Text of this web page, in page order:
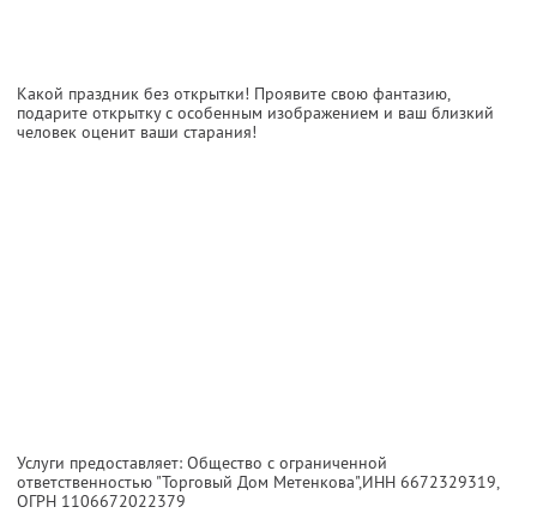
Какой праздник без открытки! Проявите свою фантазию,
подарите открытку с особенным изображением и ваш близкий
человек оценит ваши старания!
Услуги предоставляет: Общество с ограниченной
ответственностью "Торговый Дом Метенкова",ИНН 6672329319,
ОГРН 1106672022379